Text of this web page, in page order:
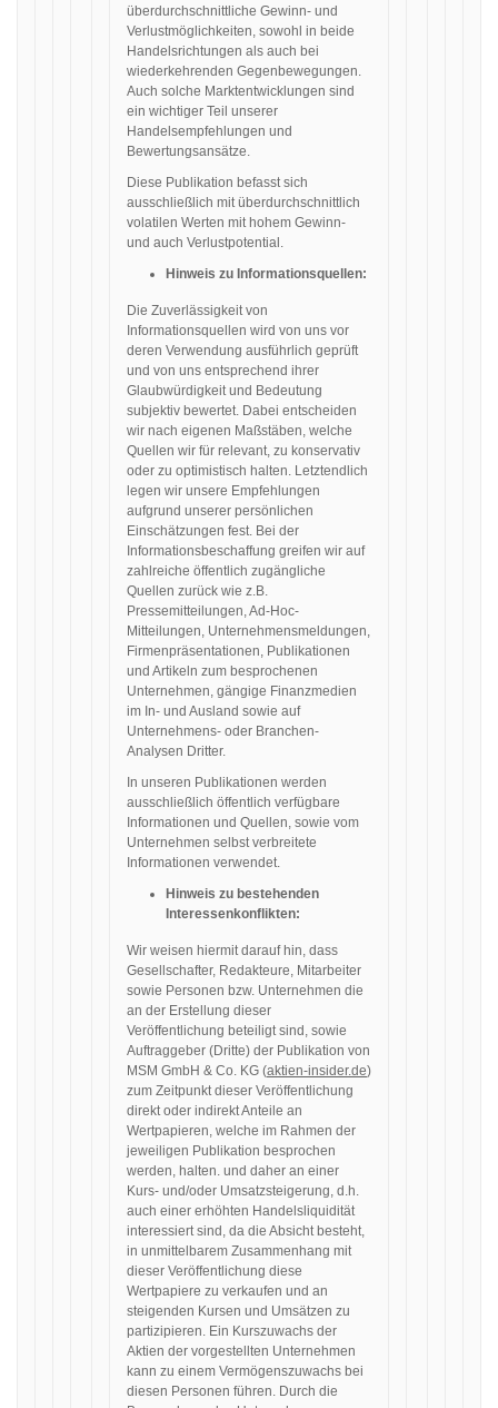
überdurchschnittliche Gewinn- und
Verlustmöglichkeiten, sowohl in beide
Handelsrichtungen als auch bei
wiederkehrenden Gegenbewegungen.
Auch solche Marktentwicklungen sind
ein wichtiger Teil unserer
Handelsempfehlungen und
Bewertungsansätze.
Diese Publikation befasst sich
ausschließlich mit überdurchschnittlich
volatilen Werten mit hohem Gewinn-
und auch Verlustpotential.
Hinweis zu Informationsquellen:
Die Zuverlässigkeit von
Informationsquellen wird von uns vor
deren Verwendung ausführlich geprüft
und von uns entsprechend ihrer
Glaubwürdigkeit und Bedeutung
subjektiv bewertet. Dabei entscheiden
wir nach eigenen Maßstäben, welche
Quellen wir für relevant, zu konservativ
oder zu optimistisch halten. Letztendlich
legen wir unsere Empfehlungen
aufgrund unserer persönlichen
Einschätzungen fest. Bei der
Informationsbeschaffung greifen wir auf
zahlreiche öffentlich zugängliche
Quellen zurück wie z.B.
Pressemitteilungen, Ad-Hoc-
Mitteilungen, Unternehmensmeldungen,
Firmenpräsentationen, Publikationen
und Artikeln zum besprochenen
Unternehmen, gängige Finanzmedien
im In- und Ausland sowie auf
Unternehmens- oder Branchen-
Analysen Dritter.
In unseren Publikationen werden
ausschließlich öffentlich verfügbare
Informationen und Quellen, sowie vom
Unternehmen selbst verbreitete
Informationen verwendet.
Hinweis zu bestehenden
Interessenkonflikten:
Wir weisen hiermit darauf hin, dass
Gesellschafter, Redakteure, Mitarbeiter
sowie Personen bzw. Unternehmen die
an der Erstellung dieser
Veröffentlichung beteiligt sind, sowie
Auftraggeber (Dritte) der Publikation von
MSM GmbH & Co. KG (aktien-insider.de)
zum Zeitpunkt dieser Veröffentlichung
direkt oder indirekt Anteile an
Wertpapieren, welche im Rahmen der
jeweiligen Publikation besprochen
werden, halten. und daher an einer
Kurs- und/oder Umsatzsteigerung, d.h.
auch einer erhöhten Handelsliquidität
interessiert sind, da die Absicht besteht,
in unmittelbarem Zusammenhang mit
dieser Veröffentlichung diese
Wertpapiere zu verkaufen und an
steigenden Kursen und Umsätzen zu
partizipieren. Ein Kurszuwachs der
Aktien der vorgestellten Unternehmen
kann zu einem Vermögenszuwachs bei
diesen Personen führen. Durch die